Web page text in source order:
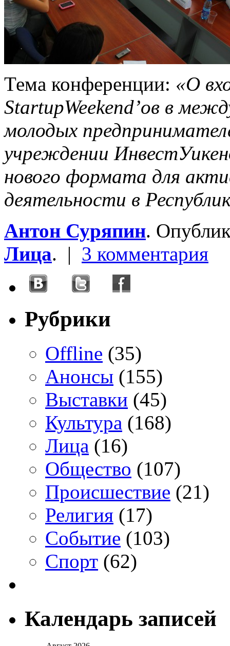
Тема конференции: «О
StartupWeekend’ов в
молодых
учреждении
нового формата для
деятельности в
Антон Суряпин.
Лица. | 3 комментария
Рубрики
Offline (35)
Анонсы (155)
Выставки (45)
Культура (168)
Лица (16)
Общество (107)
Происшествие (21)
Религия (17)
Событие (103)
Спорт (62)
Календарь записей